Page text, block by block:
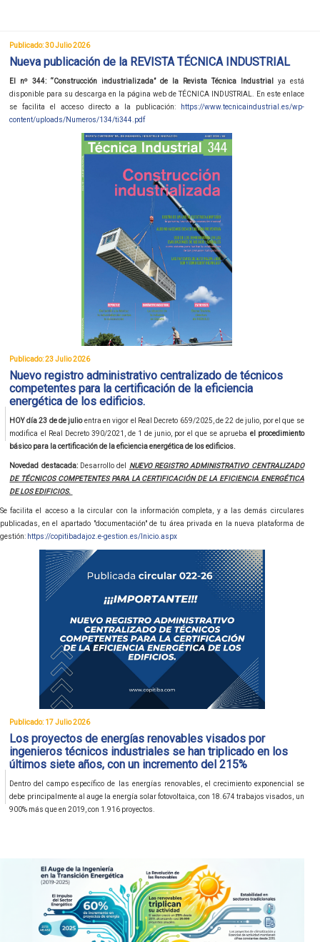
Publicado: 30 Julio 2026
Nueva publicación de la REVISTA TÉCNICA INDUSTRIAL
El nº 344: “Construcción industrializada” de la Revista Técnica Industrial
ya está
disponible para su descarga en la página web de TÉCNICA INDUSTRIAL. En este enlace
se facilita el acceso directo a la publicación:
https://www.tecnicaindustrial.es/wp-
content/uploads/Numeros/134/ti344.pdf
Publicado: 23 Julio 2026
Nuevo registro administrativo centralizado de técnicos
competentes para la certificación de la eficiencia
energética de los edificios.
HOY día 23 de de julioentra en vigor el Real Decreto 659/2025, de 22 de julio, por el que se
modifica el Real Decreto 390/2021, de 1 de junio, por el que se aprueba el procedimiento
básico para la certificación de la eficiencia energética de los edificios.
Novedad destacada: Desarrollo del
NUEVO REGISTRO ADMINISTRATIVO CENTRALIZADO
DE TÉCNICOS COMPETENTES PARA LA CERTIFICACIÓN DE LA EFICIENCIA ENERGÉTICA
DE LOS EDIFICIOS.
Se facilita el acceso a la circular con la información completa, y a las demás circulares
publicadas, en el apartado "documentación" de tu área privada en la nueva plataforma de
gestión: https://copitibadajoz.e-gestion.es/Inicio.aspx
Publicado: 17 Julio 2026
Los proyectos de energías renovables visados por
ingenieros técnicos industriales se han triplicado en los
últimos siete años, con un incremento del 215%
Dentro del campo específico de las energías renovables, el crecimiento exponencial se
debe principalmente al auge la energía solar fotovoltaica, con 18.674 trabajos visados, un
900% más que en 2019, con 1.916 proyectos.